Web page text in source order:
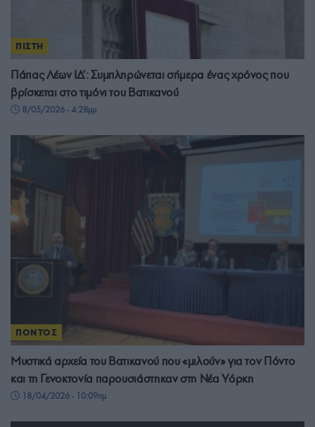
ΠΙΣΤΗ
Πάπας Λέων ΙΔ’: Συμπληρώνεται σήμερα ένας χρόνος που
βρίσκεται στο τιμόνι του Βατικανού
8/05/2026 - 4:28μμ
ΠΟΝΤΟΣ
Μυστικά αρχεία του Βατικανού που «μιλούν» για τον Πόντο
και τη Γενοκτονία παρουσιάστηκαν στη Νέα Υόρκη
18/04/2026 - 10:09πμ